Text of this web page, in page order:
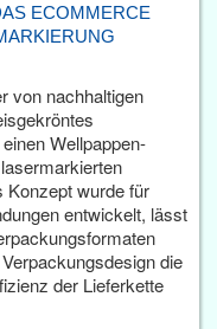
ECOMMERCE
von nachhaltigen
Wellpappen-
Konzept wurde für
entwickelt, lässt
die
der Lieferkette